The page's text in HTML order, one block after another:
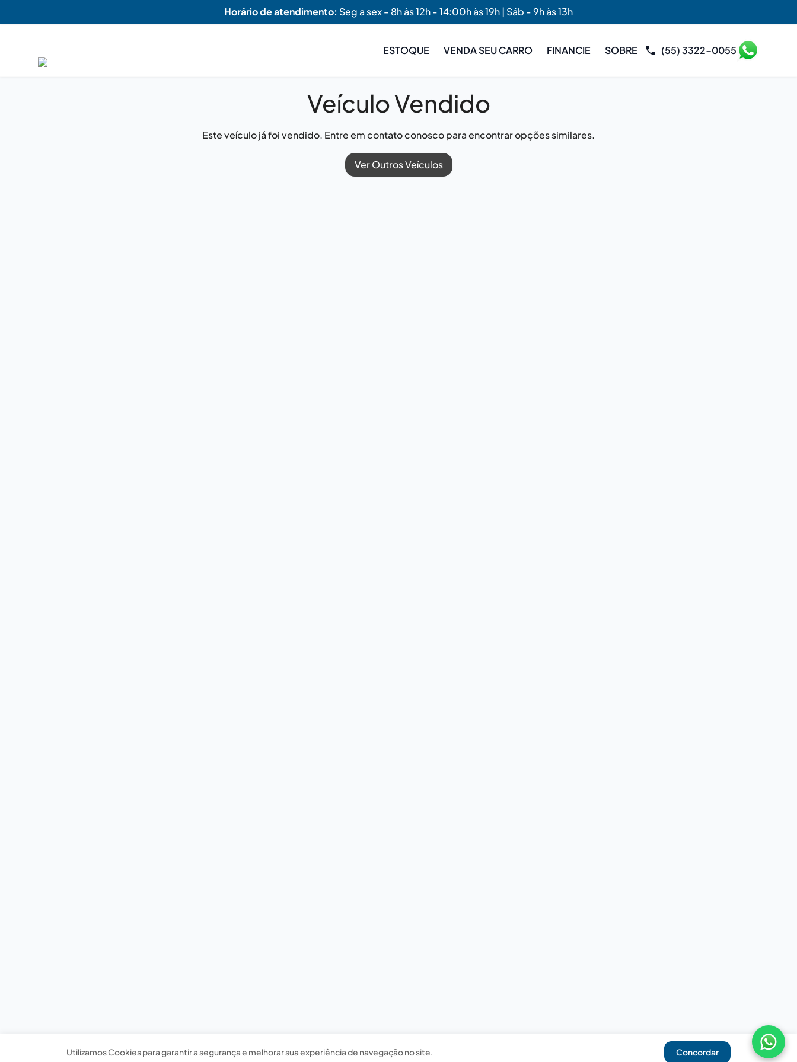
Horário de atendimento: Seg a sex - 8h às 12h - 14:00h às 19h | Sáb - 9h às 13h
ESTOQUE VENDA SEU CARRO FINANCIE SOBRE (55) 3322-0055
Veículo Vendido
Este veículo já foi vendido. Entre em contato conosco para encontrar opções similares.
Ver Outros Veículos
Utilizamos Cookies para garantir a segurança e melhorar sua experiência de navegação no site. Concordar